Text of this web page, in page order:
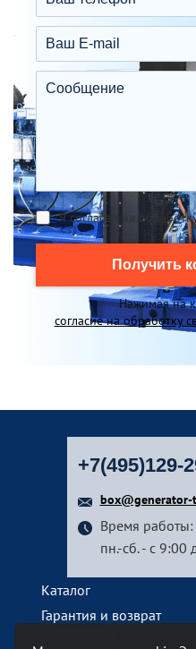
Я согласен на
Получить
Нажимая на
согласие на обработку
+7(495)129-
box@generator-
Время работы:
пн.-сб. - с 9:00
Каталог
Гарантия и возврат